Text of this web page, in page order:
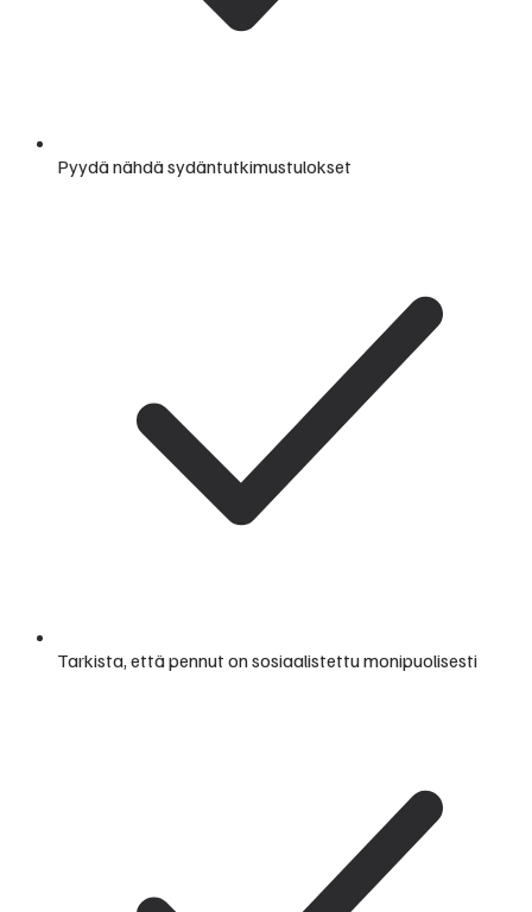
Pyydä nähdä sydäntutkimustulokset
Tarkista, että pennut on sosiaalistettu monipuolisesti